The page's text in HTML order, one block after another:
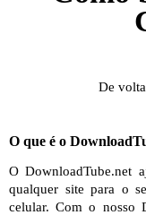
De
O que é o
O DownloadTube.net
qualquer site para o
celular. Com o nosso